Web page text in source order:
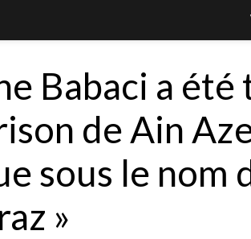
Babaci a
de Ain
sous le nom
»